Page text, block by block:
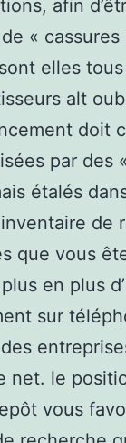
afin
«
elles
alt
doit
par des
étalés
inventaire
que vous
en plus
sur
net. le
vous